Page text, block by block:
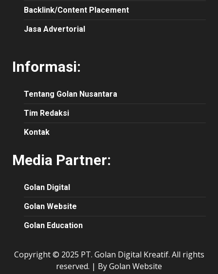
Backlink/Content Placement
Jasa Advertorial
Informasi:
Tentang Golan Nusantara
Tim Redaksi
Kontak
Media Partner:
Golan Digital
Golan Website
Golan Education
Copyright © 2025 PT. Golan Digital Kreatif. All rights
reserved. | By Golan Website